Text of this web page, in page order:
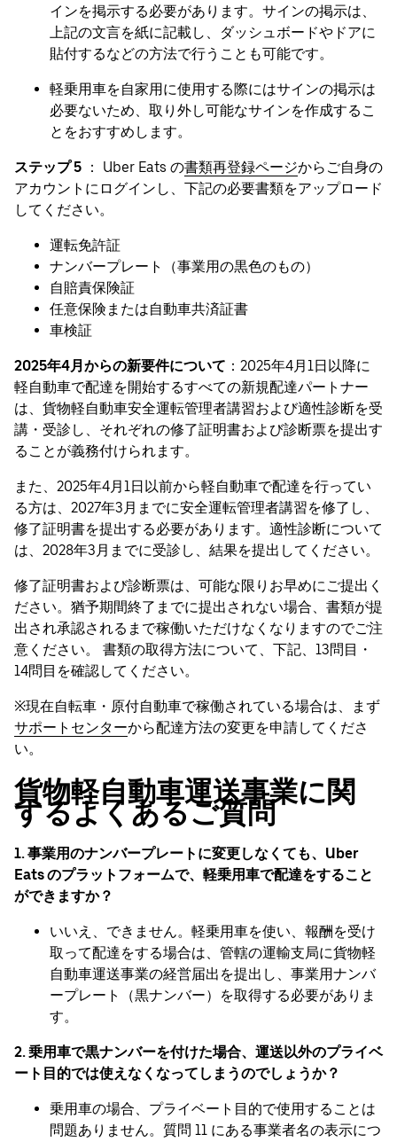
インを掲示する必要があります。サインの掲示は、
上記の文言を紙に記載し、ダッシュボードやドアに
貼付するなどの方法で行うことも可能です。
軽乗用車を自家用に使用する際にはサインの掲示は
必要ないため、取り外し可能なサインを作成するこ
とをおすすめします。
ステップ 5 ： Uber Eats の書類再登録ページからご自身の
アカウントにログインし、下記の必要書類をアップロード
してください。
運転免許証
ナンバープレート（事業用の黒色のもの）
自賠責保険証
任意保険または自動車共済証書
車検証
2025年4月からの新要件について ：2025年4月1日以降に
軽自動車で配達を開始するすべての新規配達パートナー
は、貨物軽自動車安全運転管理者講習および適性診断を受
講・受診し、それぞれの修了証明書および診断票を提出す
ることが義務付けられます。
また、2025年4月1日以前から軽自動車で配達を行ってい
る方は、2027年3月までに安全運転管理者講習を修了し、
修了証明書を提出する必要があります。適性診断について
は、2028年3月までに受診し、結果を提出してください。
修了証明書および診断票は、可能な限りお早めにご提出く
ださい。猶予期間終了までに提出されない場合、書類が提
出され承認されるまで稼働いただけなくなりますのでご注
意ください。 書類の取得方法について、下記、13問目・
14問目を確認してください。
※現在自転車・原付自動車で稼働されている場合は、まず
サポートセンターから配達方法の変更を申請してくださ
い。
貨物軽自動車運送事業に関
するよくあるご質問
1. 事業用のナンバープレートに変更しなくても、Uber
Eats のプラットフォームで、軽乗用車で配達をすること
ができますか？
いいえ、できません。軽乗用車を使い、報酬を受け
取って配達をする場合は、管轄の運輸支局に貨物軽
自動車運送事業の経営届出を提出し、事業用ナンバ
ープレート（黒ナンバー）を取得する必要がありま
す。
2. 乗用車で黒ナンバーを付けた場合、運送以外のプライベ
ート目的では使えなくなってしまうのでしょうか？
乗用車の場合、プライベート目的で使用することは
問題ありません。質問 11 にある事業者名の表示につ